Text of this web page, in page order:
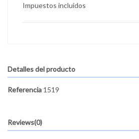
Impuestos incluidos
Detalles del producto
Referencia 1519
Reviews(0)